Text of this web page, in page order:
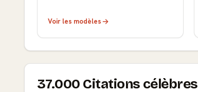
Voir les modèles
37.000 Citations célèbres